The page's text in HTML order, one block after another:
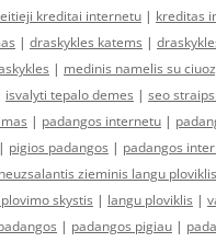
kreditai internetu | kreditas
| draskykles katems |
| medinis namelis su
isvalyti tepalo demes | seo
| padangos internetu |
| pigios padangos | padangos
neuzsalantis zieminis langu ploviklis
skystis | langu ploviklis |
| padangos pigiau |